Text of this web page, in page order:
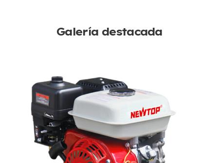
Galería destacada